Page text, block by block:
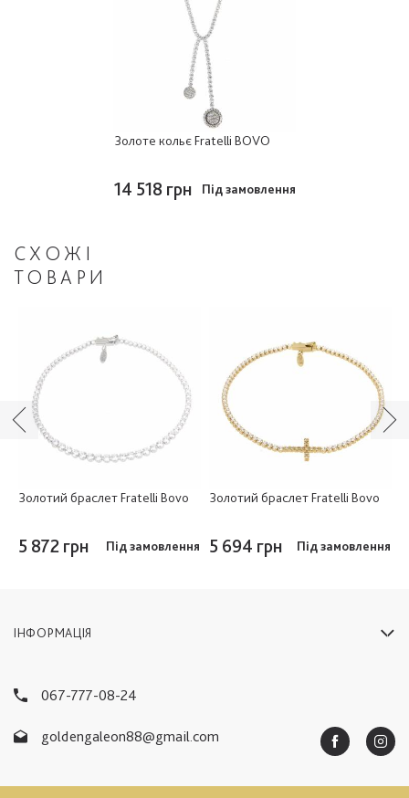
Золоте кольє Fratelli BOVO
14 518 грн Під замовлення
СХОЖІ
ТОВАРИ
Золотий браслет Fratelli Bovo
5 872 грн Під замовлення
Золотий браслет Fratelli Bovo
5 694 грн Під замовлення
ІНФОРМАЦІЯ
067-777-08-24
goldengaleon88@gmail.com